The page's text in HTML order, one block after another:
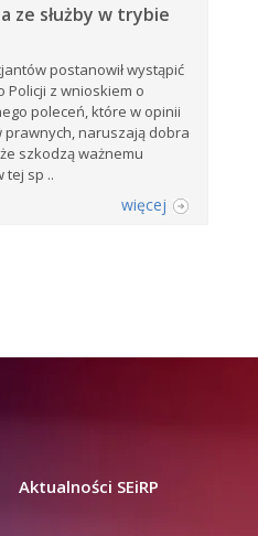
ze służby w trybie
postanowił wystąpić
Policji z wnioskiem o
poleceń, które w opinii
prawnych, naruszają dobra
szkodzą ważnemu
tej sp ..
więcej
Aktualności SEiRP